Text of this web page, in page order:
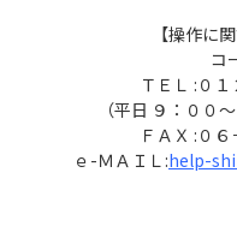
【操作に
コ
ＴＥＬ :０
（平日 ９：００
ＦＡＸ :０
ｅ-ＭＡＩＬ:help-